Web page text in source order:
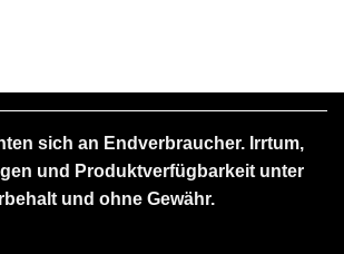
sich an Endverbraucher. Irrtum,
und Produktverfügbarkeit unter
und ohne Gewähr.